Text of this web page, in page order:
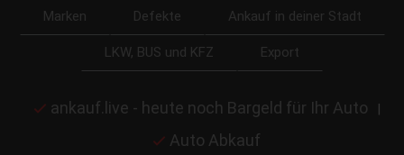
Marken Defekte Ankauf in deiner Stadt
LKW, BUS und KFZ Export
ankauf.live - heute noch Bargeld für Ihr Auto |
Auto Abkauf